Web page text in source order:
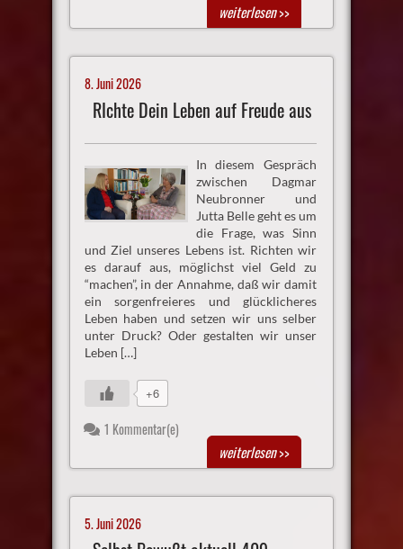
weiterlesen>>
8. Juni 2026
RIchte Dein Leben auf Freude aus
In diesem Gespräch
zwischen Dagmar
Neubronner und
Jutta Belle geht es um
die Frage, was Sinn
und Ziel unseres Lebens ist. Richten wir
es darauf aus, möglichst viel Geld zu
“machen”, in der Annahme, daß wir damit
ein sorgenfreieres und glücklicheres
Leben haben und setzen wir uns selber
unter Druck? Oder gestalten wir unser
Leben […]
+6
1 Kommentar(e)
weiterlesen>>
5. Juni 2026